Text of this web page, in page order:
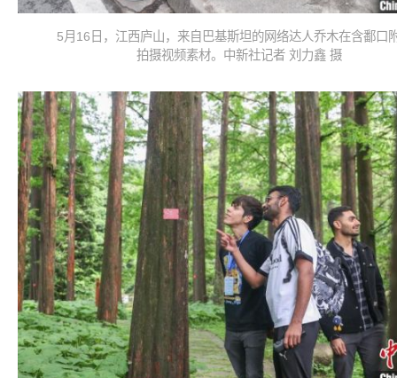
5月16日，江西庐山，来自巴基斯坦的网络达人乔木在含鄱口
拍摄视频素材。中新社记者 刘力鑫 摄